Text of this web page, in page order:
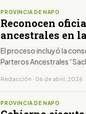
PROVINCIA DE NAPO
Reconocen
ancestrales en
El proceso incluyó la
Parteros Ancestrales
Redacción · 06 de abril, 2026
PROVINCIA DE NAPO